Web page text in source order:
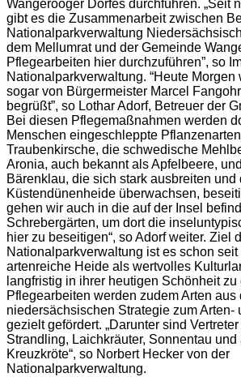
Wangerooger Dorfes durchführen. „Seit
gibt es die Zusammenarbeit zwischen
Nationalparkverwaltung
dem Mellumrat und der Gemeinde
Pflegearbeiten hier durchzuführen”, so
Nationalparkverwaltung. “Heute Morgen
sogar von Bürgermeister Marcel
begrüßt”, so Lothar Adorf, Betreuer der
Bei diesen Pflegemaßnahmen werden
Menschen eingeschleppte
Traubenkirsche, die schwedische
Aronia, auch bekannt als Apfelbeere,
Bärenklau, die sich stark ausbreiten und
Küstendünenheide überwachsen,
gehen wir auch in die auf der Insel
Schrebergärten, um dort die
hier zu beseitigen“, so Adorf weiter. Ziel
Nationalparkverwaltung ist es schon
artenreiche Heide als wertvolles
langfristig in ihrer heutigen Schönheit zu
Pflegearbeiten werden zudem Arten aus
niedersächsischen Strategie zum Arten-
gezielt gefördert. „Darunter sind
Strandling, Laichkräuter, Sonnentau
Kreuzkröte“, so Norbert Hecker von der
Nationalparkverwaltung.